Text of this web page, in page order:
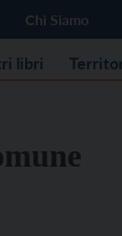
Chi Siamo
libri